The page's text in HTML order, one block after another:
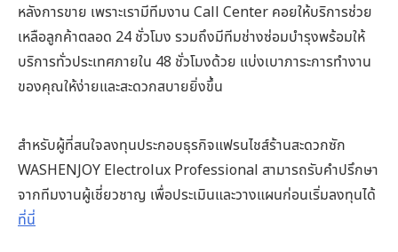
หลังการขาย เพราะเรามีทีมงาน Call Center คอยให้บริการช่วย
เหลือลูกค้าตลอด 24 ชั่วโมง รวมถึงมีทีมช่างซ่อมบำรุงพร้อมให้
บริการทั่วประเทศภายใน 48 ชั่วโมงด้วย แบ่งเบาภาระการทำงาน
ของคุณให้ง่ายและสะดวกสบายยิ่งขึ้น
สำหรับผู้ที่สนใจลงทุนประกอบธุรกิจแฟรนไชส์ร้านสะดวกซัก
WASHENJOY Electrolux Professional สามารถรับคำปรึกษา
จากทีมงานผู้เชี่ยวชาญ เพื่อประเมินและวางแผนก่อนเริ่มลงทุนได้
ที่นี่